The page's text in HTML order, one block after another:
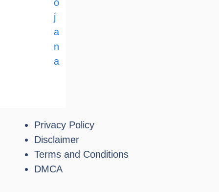
o
j
a
n
a
Privacy Policy
Disclaimer
Terms and Conditions
DMCA